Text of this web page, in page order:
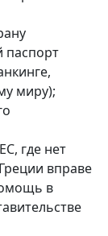
паспорт
миру);
где нет
вправе
в